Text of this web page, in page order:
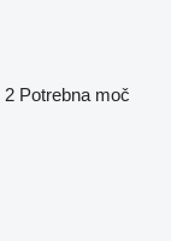
2 Potrebna moč